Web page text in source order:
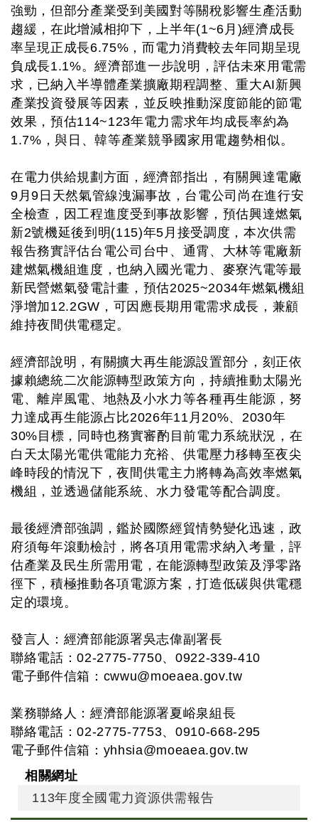
強勁，但部分產業受到美國對等關稅影響生產活動
趨緩，在此增減相抑下，上半年(1~6月)經濟成長
率呈現正成長6.75%，而電力消費較去年同期呈現
負成長1.1%。經濟部進一步說明，評估未來用電需
求，已納入半導體產業擴廠期程調整、重大AI新興
產業投資發展等因素，並反映推動深度節能的節電
效果，預估114~123年電力需求年均成長率約為
1.7%，與日、韓等產業競爭國家用電趨勢相似。
在電力供給規劃方面，經濟部指出，有關興達電廠
9月9日天然氣管線洩漏事故，台電公司尚在進行安
全檢查，因工程進度受到事故影響，預估興達燃氣
新2號機延後到明(115)年5月接受調度，本次供需
報告務實評估台電公司台中、通霄、大林等電廠新
建燃氣機組進度，也納入國光電力、麥寮汽電等最
新民營燃氣發電計畫，預估2025~2034年燃氣機組
淨增加12.2GW，可因應長期用電需求成長，兼顧
維持夜間供電穩定。
經濟部說明，有關擴大再生能源設置部分，刻正依
據賴總統二次能源轉型政策方向，持續推動太陽光
電、離岸風電、地熱及小水力等各種再生能源，努
力達成再生能源占比2026年11月20%、2030年
30%目標，同時也務實審酌目前電力系統狀況，在
白天太陽光電供電能力充裕、供電壓力移轉至夜尖
峰時段的情況下，夜間供電主力將轉為高效率燃氣
機組，並透過儲能系統、水力發電等配合調度。
最後經濟部強調，鑑於國際經貿情勢變化迅速，政
府須每年滾動檢討，將各項用電需求納入考量，評
估產業及民生所需用電，在能源轉型政策及淨零路
徑下，積極推動各項電源方案，打造低碳與供電穩
定的環境。
發言人：經濟部能源署吳志偉副署長
聯絡電話：02-2775-7750、0922-339-410
電子郵件信箱： cwwu@moeaea.gov.tw
業務聯絡人：經濟部能源署夏峪泉組長
聯絡電話：02-2775-7753、0910-668-295
電子郵件信箱： yhhsia@moeaea.gov.tw
相關網址
113年度全國電力資源供需報告